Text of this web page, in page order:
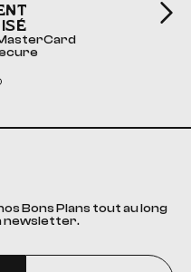
Bons Plans tout au long
newsletter.